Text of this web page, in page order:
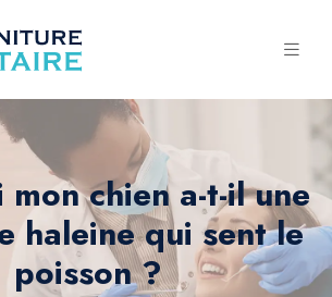
mon chien a-t-il une
haleine qui sent le
poisson ?